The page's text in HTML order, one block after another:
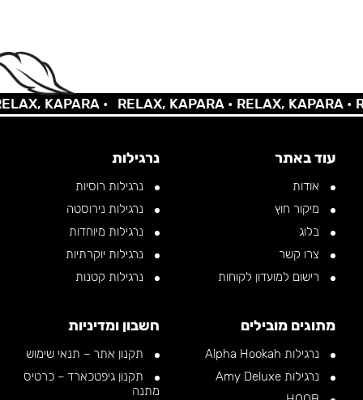
KAPARA • RELAX, KAPARA •RELAX, KAPARA •
עוד באתר
אודות
מיקור חוץ
בלוג
צרו קשר
רישום למועדון לקוחות
נרגילות
נרגילות רוסיות
נרגילות נירוסטה
נרגילות מיוחדות
נרגילות יוקרתיות
נרגילות קטנות
מתוגים מובילים
נרגילות Alpha Hookah
נרגילות Amy Deluxe
חשבון ומדיניות
תקנון אתר – תנאי שימוש
תקנון גיפטכארד – כרטיס
מתנה